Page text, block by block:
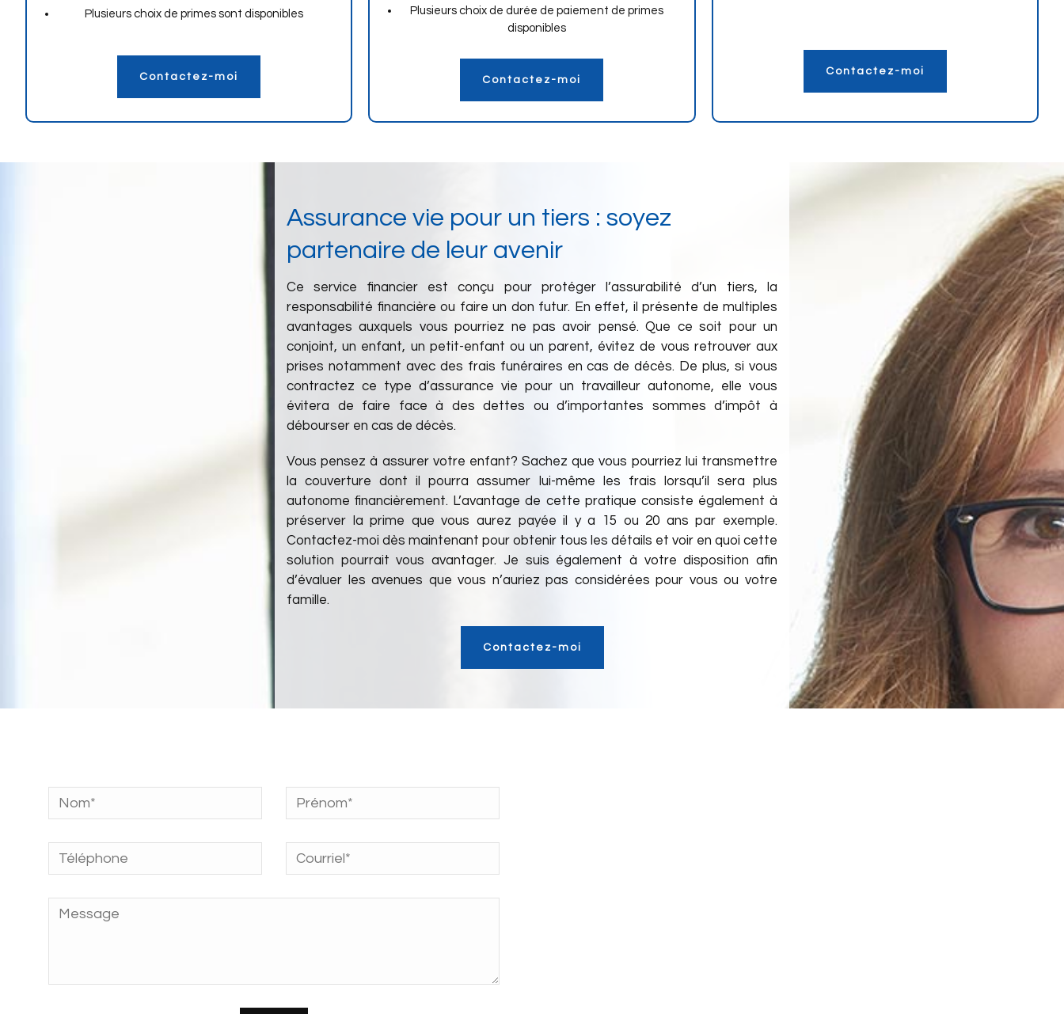
Plusieurs choix de primes sont disponibles
Contactez-moi
Plusieurs choix de durée de paiement de primes
disponibles
Contactez-moi
Contactez-moi
Assurance vie pour un tiers : soyez
partenaire de leur avenir
Ce service financier est conçu pour protéger l’assurabilité d’un tiers, la
responsabilité financière ou faire un don futur. En effet, il présente de multiples
avantages auxquels vous pourriez ne pas avoir pensé. Que ce soit pour un
conjoint, un enfant, un petit-enfant ou un parent, évitez de vous retrouver aux
prises notamment avec des frais funéraires en cas de décès. De plus, si vous
contractez ce type d’assurance vie pour un travailleur autonome, elle vous
évitera de faire face à des dettes ou d’importantes sommes d’impôt à
débourser en cas de décès.
Vous pensez à assurer votre enfant? Sachez que vous pourriez lui transmettre
la couverture dont il pourra assumer lui-même les frais lorsqu’il sera plus
autonome financièrement. L’avantage de cette pratique consiste également à
préserver la prime que vous aurez payée il y a 15 ou 20 ans par exemple.
Contactez-moi dès maintenant pour obtenir tous les détails et voir en quoi cette
solution pourrait vous avantager. Je suis également à votre disposition afin
d’évaluer les avenues que vous n’auriez pas considérées pour vous ou votre
famille.
Contactez-moi